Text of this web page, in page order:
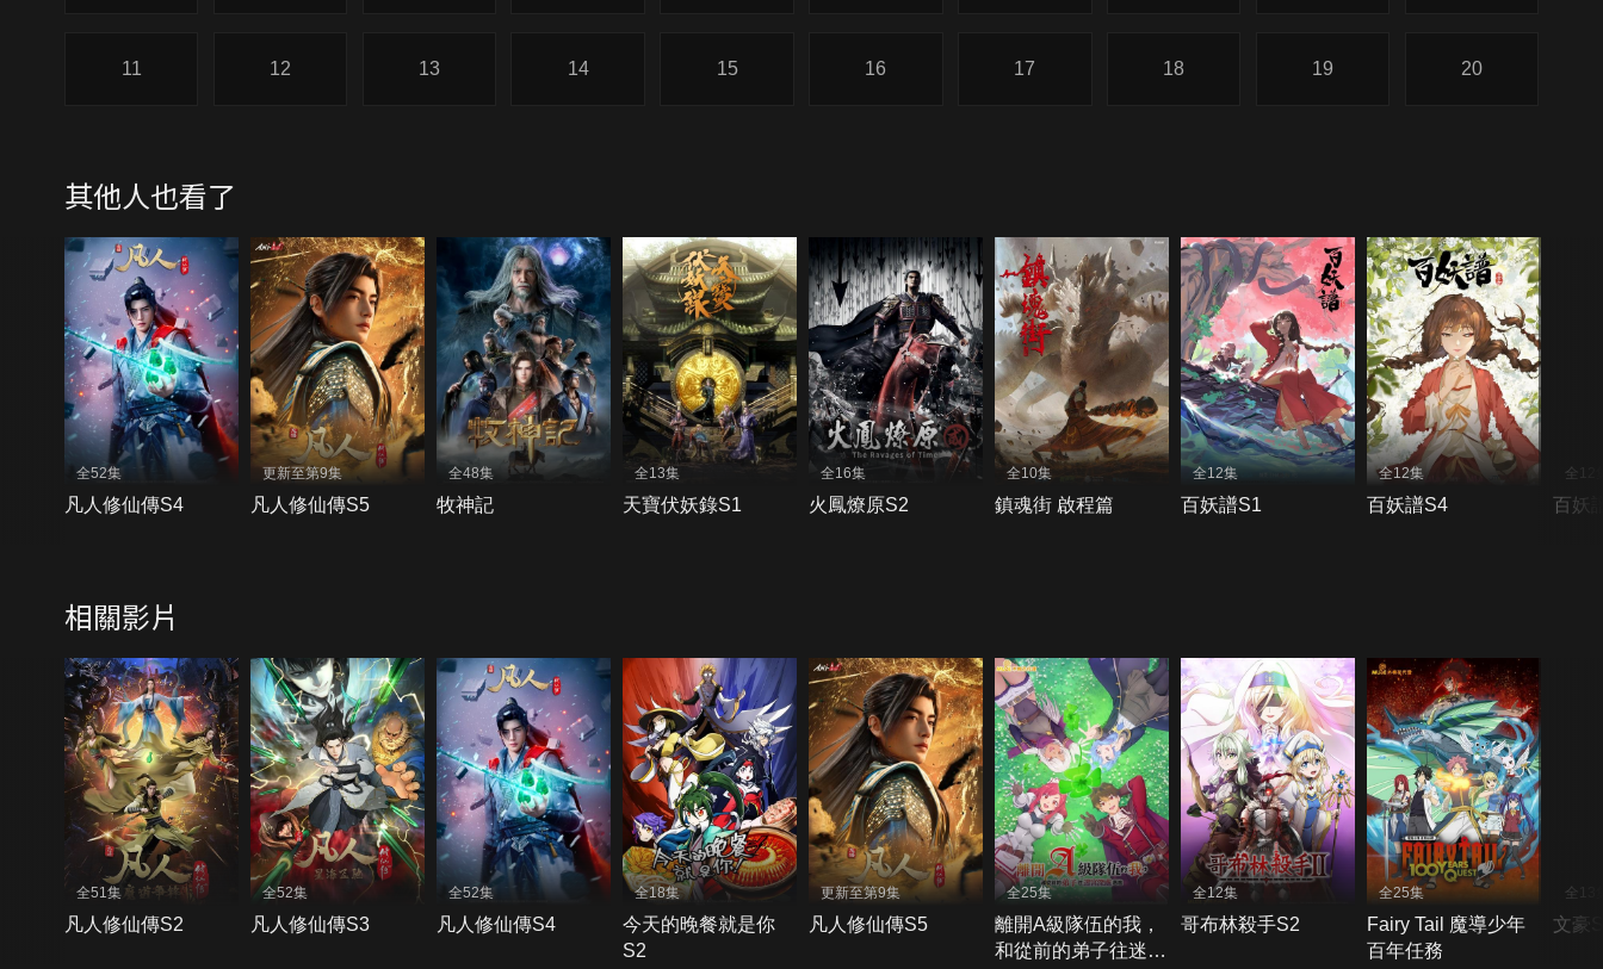
11 12 13 14 15 16 17 18 19 20
其他人也看了
全52集
凡人修仙傳S4
更新至第9集
凡人修仙傳S5
全48集
牧神記
全13集
天寶伏妖錄S1
全16集
火鳳燎原S2
全10集
鎮魂街 啟程篇
全12集
百妖譜S1
全12集
百妖譜S4
全12
百妖
相關影片
全51集
凡人修仙傳S2
全52集
凡人修仙傳S3
全52集
凡人修仙傳S4
全18集
今天的晚餐就是你
S2
更新至第9集
凡人修仙傳S5
全25集
離開A級隊伍的我，
和從前的弟子往迷宮
全12集
哥布林殺手S2
全25集
Fairy Tail 魔導少年
百年任務
全13
文豪